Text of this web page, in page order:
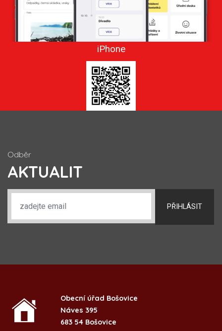
iPhone
Odběr
AKTUALIT
PŘIHLÁSIT
Obecní úřad Bošovice
Náves 395
683 54 Bošovice